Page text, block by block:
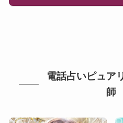
電話占いピュア
師